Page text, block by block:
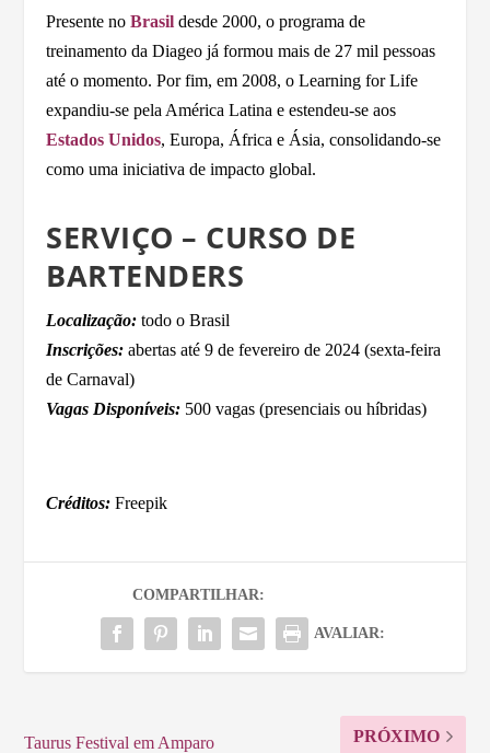
Presente noBrasil desde 2000, o programa de
treinamento da Diageo já formou mais de 27 mil pessoas
até o momento. Por fim, em 2008, o Learning for Life
expandiu-se pela América Latina e estendeu-se aos
Estados Unidos, Europa, África e Ásia, consolidando-se
como uma iniciativa de impacto global.
SERVIÇO – CURSO DE
BARTENDERS
Localização: todo o Brasil
Inscrições: abertas até 9 de fevereiro de 2024 (sexta-feira
de Carnaval)
Vagas Disponíveis: 500 vagas (presenciais ou híbridas)
Créditos: Freepik
COMPARTILHAR:
AVALIAR:
Taurus Festival em Amparo
PRÓXIMO